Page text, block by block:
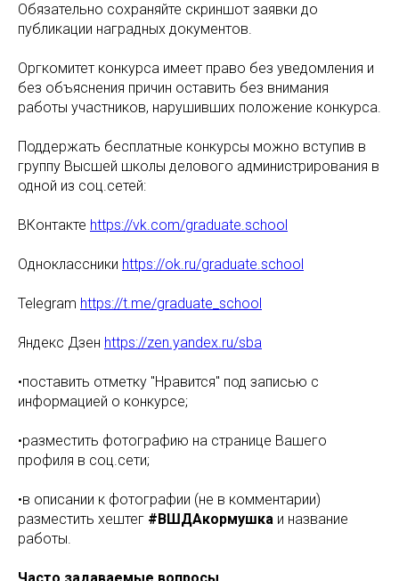
Обязательно сохраняйте скриншот заявки до
публикации наградных документов.
Оргкомитет конкурса имеет право без уведомления и
без объяснения причин оставить без внимания
работы участников, нарушивших положение конкурса.
Поддержать бесплатные конкурсы можно вступив в
группу Высшей школы делового администрирования в
одной из соц.сетей:
ВКонтакте https://vk.com/graduate.school
Одноклассники https://ok.ru/graduate.school
Telegram https://t.me/graduate_school
Яндекс Дзен https://zen.yandex.ru/sba
•поставить отметку "Нравится" под записью с
информацией о конкурсе;
•разместить фотографию на странице Вашего
профиля в соц.сети;
•в описании к фотографии (не в комментарии)
разместить хештег #ВШДАкормушка и название
работы.